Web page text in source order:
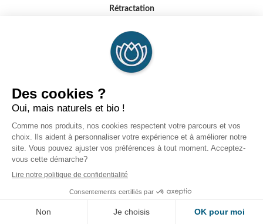
Rétractation
Notre histoire
Nos valeurs et engagements
Conseils
Où nous trouver ?
FAQ
Certifications
Formations
Partenaires